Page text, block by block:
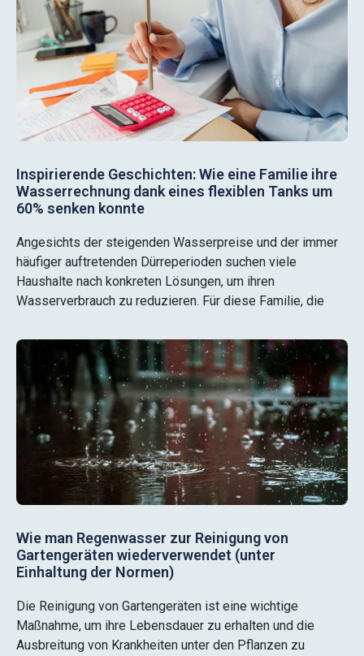
Inspirierende Geschichten: Wie eine Familie ihre
Wasserrechnung dank eines flexiblen Tanks um
60% senken konnte
Angesichts der steigenden Wasserpreise und der immer
häufiger auftretenden Dürreperioden suchen viele
Haushalte nach konkreten Lösungen, um ihren
Wasserverbrauch zu reduzieren. Für diese Familie, die
Wie man Regenwasser zur Reinigung von
Gartengeräten wiederverwendet (unter
Einhaltung der Normen)
Die Reinigung von Gartengeräten ist eine wichtige
Maßnahme, um ihre Lebensdauer zu erhalten und die
Ausbreitung von Krankheiten unter den Pflanzen zu